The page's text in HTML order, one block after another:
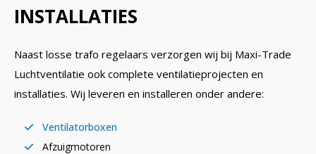
INSTALLATIES
Naast losse trafo regelaars verzorgen wij bij Maxi-Trade
Luchtventilatie ook complete ventilatieprojecten en
installaties. Wij leveren en installeren onder andere:
Ventilatorboxen
Afzuigmotoren